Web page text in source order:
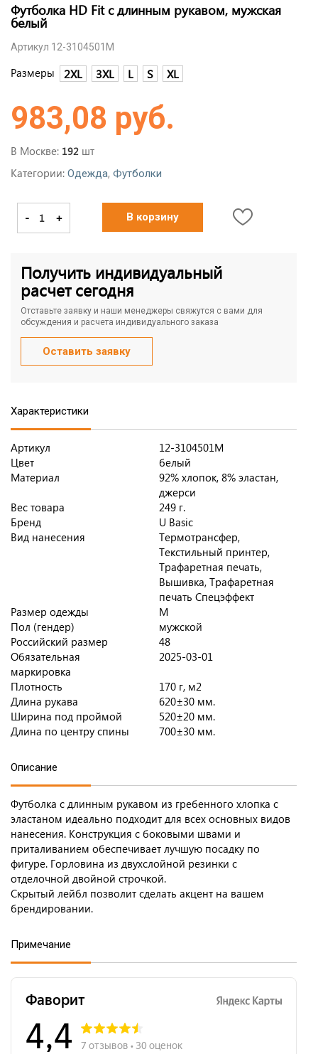
Футболка HD Fit с длинным рукавом, мужская
белый
Артикул 12-3104501M
Размеры 2XL 3XL L S XL
983,08 руб.
В Москве: 192 шт
Категории: Одежда, Футболки
- + В корзину
Получить индивидуальный
расчет сегодня
Отставьте заявку и наши менеджеры свяжутся с вами для
обсуждения и расчета индивидуального заказа
Оставить заявку
Характеристики
Артикул
12-3104501M
Цвет
белый
Материал
92% хлопок, 8% эластан,
джерси
Вес товара
249 г.
Бренд
U Basic
Вид нанесения
Термотрансфер,
Текстильный принтер,
Трафаретная печать,
Вышивка, Трафаретная
печать Спецэффект
Размер одежды
M
Пол (гендер)
мужской
Российский размер
48
Обязательная
маркировка
2025-03-01
Плотность
170 г, м2
Длина рукава
620±30 мм.
Ширина под проймой
520±20 мм.
Длина по центру спины
700±30 мм.
Описание
Футболка с длинным рукавом из гребенного хлопка с
эластаном идеально подходит для всех основных видов
нанесения. Конструкция с боковыми швами и
приталиванием обеспечивает лучшую посадку по
фигуре. Горловина из двухслойной резинки с
отделочной двойной строчкой.
Скрытый лейбл позволит сделать акцент на вашем
брендировании.
Примечание